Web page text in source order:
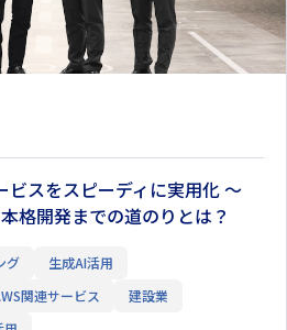
ビスをスピーディに実用化 ～
格開発までの道のりとは？
グ
生成AI活用
関連サービス
建設業